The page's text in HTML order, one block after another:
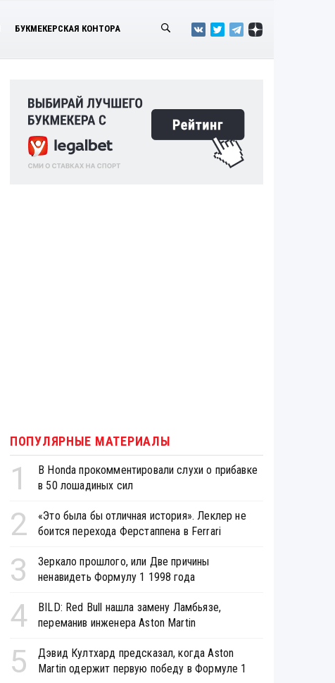
БУКМЕКЕРСКАЯ КОНТОРА
ПОПУЛЯРНЫЕ МАТЕРИАЛЫ
1
В Honda прокомментировали слухи о прибавке
в 50 лошадиных сил
2
«Это была бы отличная история». Леклер не
боится перехода Ферстаппена в Ferrari
3
Зеркало прошлого, или Две причины
ненавидеть Формулу 1 1998 года
4
BILD: Red Bull нашла замену Ламбьязе,
переманив инженера Aston Martin
5
Дэвид Култхард предсказал, когда Aston
Martin одержит первую победу в Формуле 1